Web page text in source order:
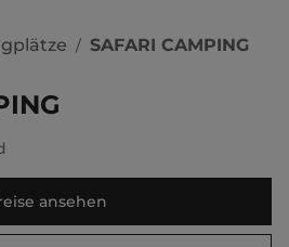
/ SAFARI CAMPING
ansehen